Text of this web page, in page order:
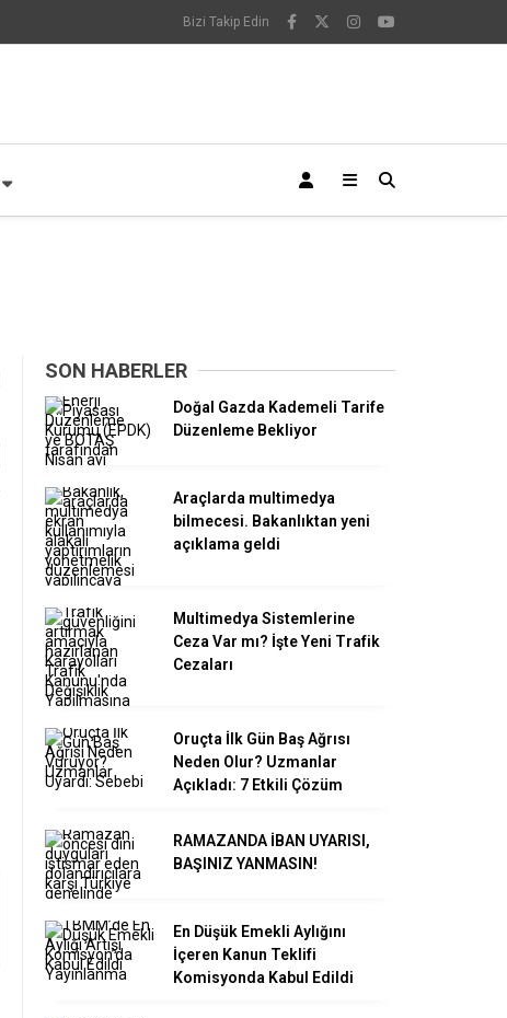
Bizi Takip Edin
SON HABERLER
Doğal Gazda Kademeli Tarife
Düzenleme Bekliyor
Araçlarda multimedya
bilmecesi. Bakanlıktan yeni
açıklama geldi
Multimedya Sistemlerine
Ceza Var mı? İşte Yeni Trafik
Cezaları
Oruçta İlk Gün Baş Ağrısı
Neden Olur? Uzmanlar
Açıkladı: 7 Etkili Çözüm
RAMAZANDA İBAN UYARISI,
BAŞINIZ YANMASIN!
En Düşük Emekli Aylığını
İçeren Kanun Teklifi
Komisyonda Kabul Edildi